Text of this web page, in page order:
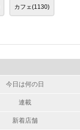
カフェ(1130)
今日は何の日
連載
新着店舗